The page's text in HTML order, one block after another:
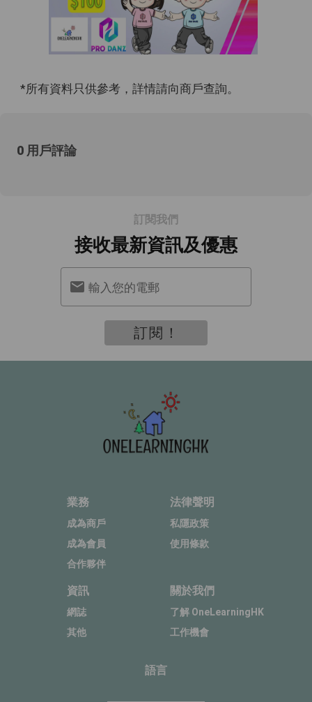
*所有資料只供參考，詳情請向商戶查詢。
0 用戶評論
訂閱我們
接收最新資訊及優惠
輸入您的電郵
訂閱！
業務
成為商戶
成為會員
合作夥伴
法律聲明
私隱政策
使用條款
資訊
網誌
其他
關於我們
了解 OneLearningHK
工作機會
語言